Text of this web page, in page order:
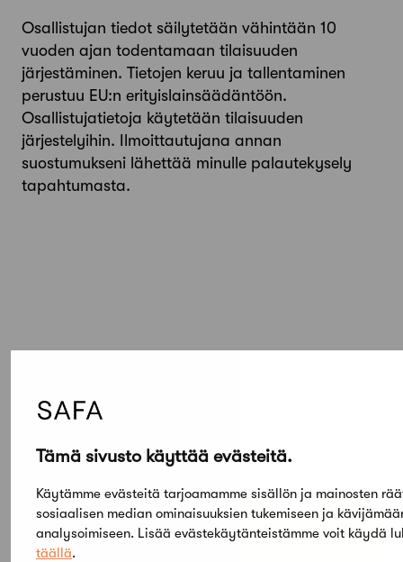
Tämä sivusto käyttää evästeitä.
Käytämme evästeitä tarjoamamme sisällön ja mainosten
sosiaalisen median ominaisuuksien tukemiseen ja
analysoimiseen. Lisää evästekäytänteistämme voit käydä
täällä.
Osallistujan tiedot säilytetään vähintään 10
vuoden ajan todentamaan tilaisuuden
järjestäminen. Tietojen keruu ja tallentaminen
perustuu EU:n erityislainsäädäntöön.
Osallistujatietoja käytetään tilaisuuden
järjestelyihin. Ilmoittautujana annan
suostumukseni lähettää minulle palautekysely
tapahtumasta.
2026
Etsi tapahtumista
05
SU
03